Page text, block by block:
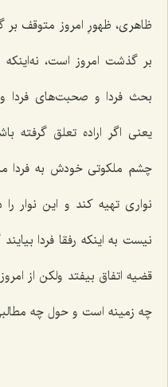
ظاهری، ظهورِ امروز متوقف
بر گذشت امروز است،
بحث فردا و صحبت‌های فردا
یعنی اگر اراده تعلق گرفته
چشم ملکوتی خودش به فردا
نواری تهیه کند و این نوار را
نیست به اینکه رفقا فردا
قضیه اتفاق بیفتد ولکن از
چه زمینه است و حول چه